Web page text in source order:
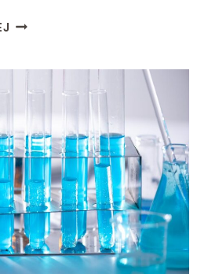
NAJNOWSZE
CUKRZYCY:
PERSPEKTYWY